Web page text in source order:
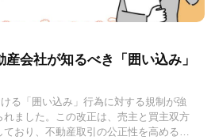
会社が知るべき「囲い込み」
る「囲い込み」行為に対する規制が強
ました。この改正は、売主と買主双方
おり、不動産取引の公正性を高めるも